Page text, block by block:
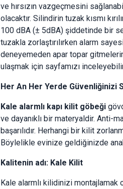
ve hırsızın vazgeçmesini
olacaktır. Silindirin tuzak kısmı
100 dBA (± 5dBA) şiddetinde bir ses
tuzakla zorlaştırılırken alarm
deneyemeden apar topar
ulaşmak için sayfamızı
Her An Her Yerde Güvenliğinizi
Kale alarmlı kapı kilit göbeği
ve dayanıklı bir materyaldir. Anti-
başarılıdır. Herhangi bir kilit
Böylelikle evinize geldiğinizde
Kalitenin adı: Kale Kilit
Kale alarmlı kilidinizi montajlamak